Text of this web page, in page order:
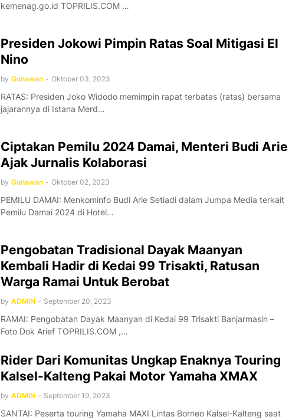
kemenag.go.id TOPRILIS.COM …
Presiden Jokowi Pimpin Ratas Soal Mitigasi El
Nino
by Gunawan - Oktober 03, 2023
RATAS: Presiden Joko Widodo memimpin rapat terbatas (ratas) bersama
jajarannya di Istana Merd…
Ciptakan Pemilu 2024 Damai, Menteri Budi Arie
Ajak Jurnalis Kolaborasi
by Gunawan - Oktober 02, 2023
PEMILU DAMAI: Menkominfo Budi Arie Setiadi dalam Jumpa Media terkait
Pemilu Damai 2024 di Hotel…
Pengobatan Tradisional Dayak Maanyan
Kembali Hadir di Kedai 99 Trisakti, Ratusan
Warga Ramai Untuk Berobat
by ADMIN - September 20, 2023
RAMAI: Pengobatan Dayak Maanyan di Kedai 99 Trisakti Banjarmasin –
Foto Dok Arief TOPRILIS.COM ,…
Rider Dari Komunitas Ungkap Enaknya Touring
Kalsel-Kalteng Pakai Motor Yamaha XMAX
by ADMIN - September 19, 2023
SANTAI: Peserta touring Yamaha MAXI Lintas Borneo Kalsel-Kalteng saat